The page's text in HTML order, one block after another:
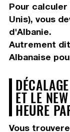
Pour calculer
Unis), vous
d'Albanie.
Autrement
Albanaise
ET LE
HEURE
Vous